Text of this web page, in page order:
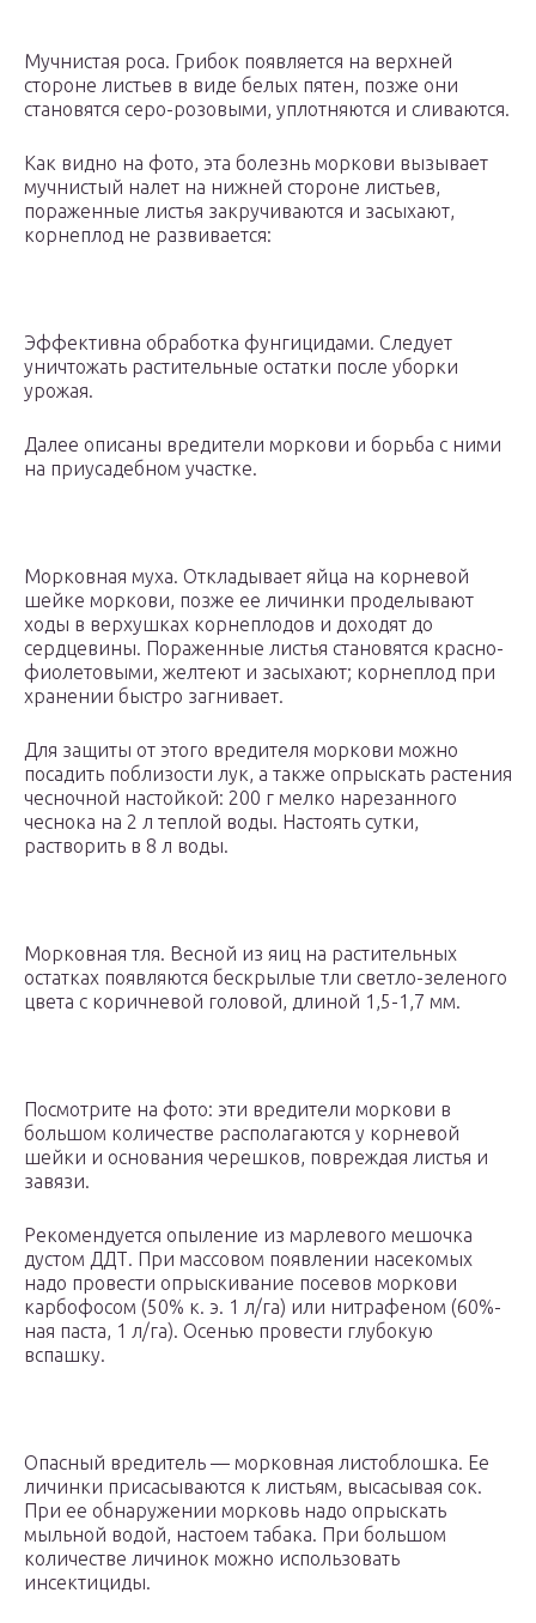
Мучнистая роса. Грибок появляется на верхней
стороне листьев в виде белых пятен, позже они
становятся серо-розовыми, уплотняются и сливаются.
Как видно на фото, эта болезнь моркови вызывает
мучнистый налет на нижней стороне листьев,
пораженные листья закручиваются и засыхают,
корнеплод не развивается:
Эффективна обработка фунгицидами. Следует
уничтожать растительные остатки после уборки
урожая.
Далее описаны вредители моркови и борьба с ними
на приусадебном участке.
Морковная муха. Откладывает яйца на корневой
шейке моркови, позже ее личинки проделывают
ходы в верхушках корнеплодов и доходят до
сердцевины. Пораженные листья становятся красно-
фиолетовыми, желтеют и засыхают; корнеплод при
хранении быстро загнивает.
Для защиты от этого вредителя моркови можно
посадить поблизости лук, а также опрыскать растения
чесночной настойкой: 200 г мелко нарезанного
чеснока на 2 л теплой воды. Настоять сутки,
растворить в 8 л воды.
Морковная тля. Весной из яиц на растительных
остатках появляются бескрылые тли светло-зеленого
цвета с коричневой головой, длиной 1,5-1,7 мм.
Посмотрите на фото: эти вредители моркови в
большом количестве располагаются у корневой
шейки и основания черешков, повреждая листья и
завязи.
Рекомендуется опыление из марлевого мешочка
дустом ДДТ. При массовом появлении насекомых
надо провести опрыскивание посевов моркови
карбофосом (50% к. э. 1 л/га) или нитрафеном (60%-
ная паста, 1 л/га). Осенью провести глубокую
вспашку.
Опасный вредитель — морковная листоблошка. Ее
личинки присасываются к листьям, высасывая сок.
При ее обнаружении морковь надо опрыскать
мыльной водой, настоем табака. При большом
количестве личинок можно использовать
инсектициды.